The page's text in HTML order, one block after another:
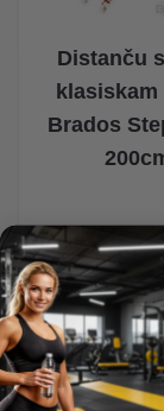
Distanču
Brados
75,00 €